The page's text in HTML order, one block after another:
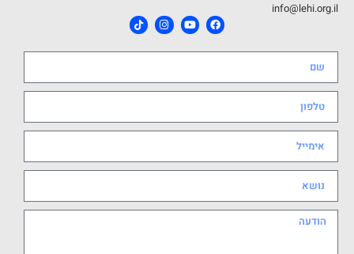
info@lehi.org.il